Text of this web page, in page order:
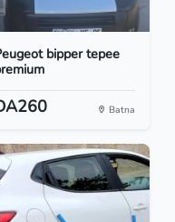
bipper tepee
Batna